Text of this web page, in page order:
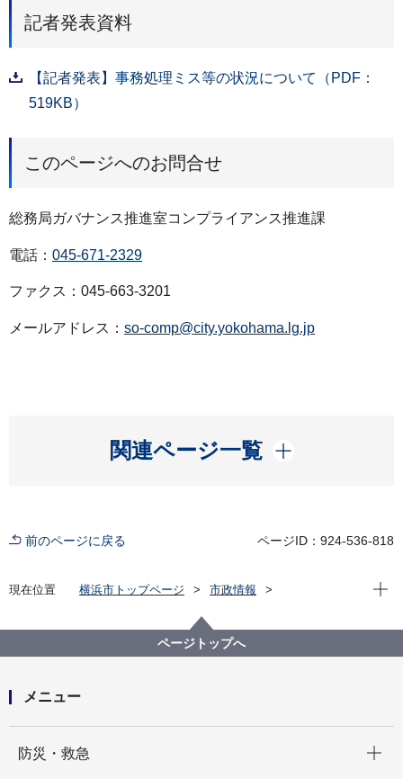
記者発表資料
【記者発表】事務処理ミス等の状況について（PDF：
519KB）
このページへのお問合せ
総務局ガバナンス推進室コンプライアンス推進課
電話： 045-671-2329
ファクス：045-663-3201
メールアドレス： so-comp@city.yokohama.lg.jp
関連ページ一覧
開く
前のページに戻る ページID：924-536-818
現在位置 横浜市トップページ
市政情報
事務処理ミス等の状況について
現在
ページトップへ
メニュー
防災・救急